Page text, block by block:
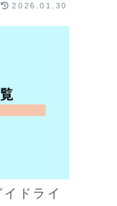
2026.01.30
ドライ